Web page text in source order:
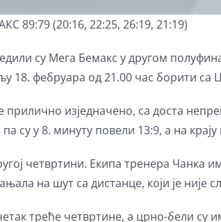
89:79 (20:16, 22:25, 26:19, 21:19)
су Мега Бемакс у другом
18. фебруара од 21.00 час борити са
прилично изједначено, са доста
су у 8. минуту повели 13:9, а на
четвртини. Екипа тренера Чанка
на шут са дистанце, који је
треће четвртине, а црно-бели су